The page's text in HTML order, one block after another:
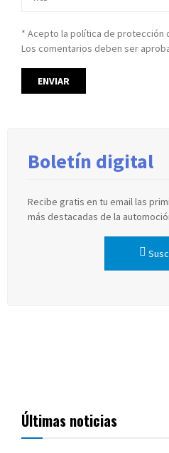
* Acepto la política de protección
Los comentarios deben ser
Boletín digital
Recibe gratis en tu email las
más destacadas de la
Últimas noticias